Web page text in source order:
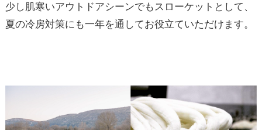
少し肌寒いアウトドアシーンでもスローケットとして、
夏の冷房対策にも一年を通してお役立ていただけます。